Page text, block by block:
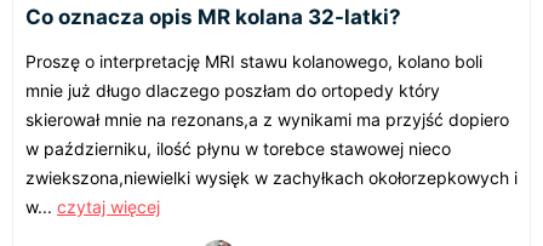
Co oznacza opis MR kolana 32-latki?
Proszę o interpretację MRI stawu kolanowego, kolano boli
mnie już długo dlaczego poszłam do ortopedy który
skierował mnie na rezonans,a z wynikami ma przyjść dopiero
w październiku, ilość płynu w torebce stawowej nieco
zwiekszona,niewielki wysięk w zachyłkach okołorzepkowych i
w... czytaj więcej